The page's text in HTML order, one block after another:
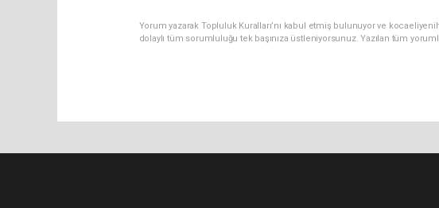
Yorum yazarak Topluluk Kuralları’nı kabul etmiş bulunuyor ve
dolaylı tüm sorumluluğu tek başınıza üstleniyorsunuz. Yazılan tüm